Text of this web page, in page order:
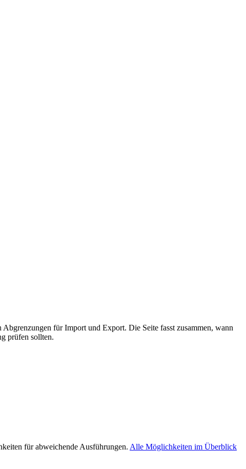
für Import und Export. Die Seite fasst zusammen, wann
prüfen sollten.
für abweichende Ausführungen. Alle Möglichkeiten im Überblick